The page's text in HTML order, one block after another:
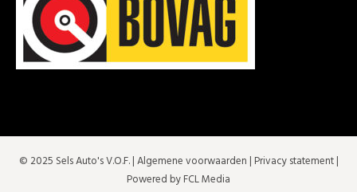
© 2025 Sels Auto's V.O.F. |Algemene voorwaarden | Privacy statement|
Powered by FCL Media